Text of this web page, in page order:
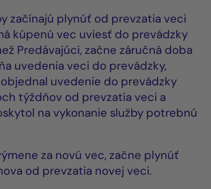
začínajú plynúť od prevzatia veci
kúpenú vec uviesť do prevádzky
Predávajúci, začne záručná doba
uvedenia veci do prevádzky,
uvedenie do prevádzky
týždňov od prevzatia veci a
na vykonanie služby potrebnú
za novú vec, začne plynúť
od prevzatia novej veci.